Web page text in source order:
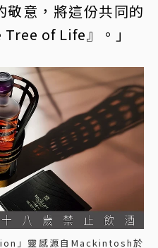
敬意，將這份共同的
of Life』。」
」靈感源自Mackintosh於